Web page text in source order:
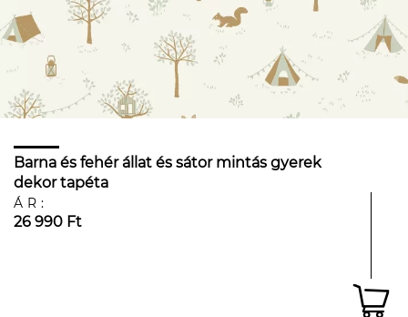
Barna és fehér állat és sátor mintás gyerek
dekor tapéta
ÁR:
26 990 Ft